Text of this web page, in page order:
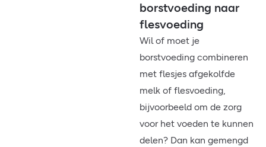
borstvoeding naar
flesvoeding
Wil of moet je
borstvoeding combineren
met flesjes afgekolfde
melk of flesvoeding,
bijvoorbeeld om de zorg
voor het voeden te kunnen
delen? Dan kan gemengd